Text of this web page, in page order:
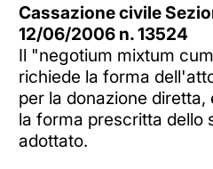
Cassazione civile
12/06/2006 n. 13524
Il "negotium mixtum
richiede la forma
per la donazione
la forma prescritta dello
adottato.